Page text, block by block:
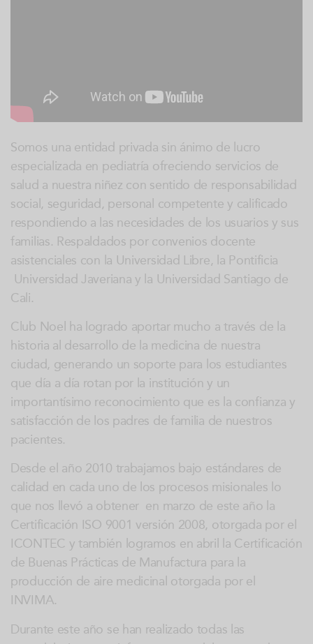
Somos una entidad privada sin ánimo de lucro
especializada en pediatría ofreciendo servicios de
salud a nuestra niñez con sentido de responsabilidad
social, seguridad, personal competente y calificado
respondiendo a las necesidades de los usuarios y sus
familias. Respaldados por convenios docente
asistenciales con la Universidad Libre, la Pontificia
Universidad Javeriana y la Universidad Santiago de
Cali.
Club Noel ha logrado aportar mucho a través de la
historia al desarrollo de la medicina de nuestra
ciudad, generando un soporte para los estudiantes
que día a día rotan por la institución y un
importantísimo reconocimiento que es la confianza y
satisfacción de los padres de familia de nuestros
pacientes.
Desde el año 2010 trabajamos bajo estándares de
calidad en cada uno de los procesos misionales lo
que nos llevó a obtener en marzo de este año la
Certificación ISO 9001 versión 2008, otorgada por el
ICONTEC y también logramos en abril la Certificación
de Buenas Prácticas de Manufactura para la
producción de aire medicinal otorgada por el
INVIMA.
Durante este año se han realizado todas las